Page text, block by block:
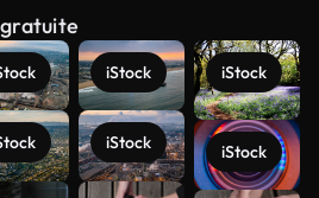
iStock
iStock
iStock
iStock